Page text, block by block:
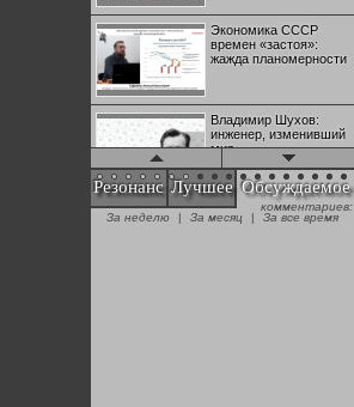
Экономика СССР
времен «застоя»:
жажда планомерности
Владимир Шухов:
инженер, изменивший
мир
"Аркадий Коц" на
эгалите-фесте "Не
Резонанс Лучшее Обсуждаемое
комментариев:
За неделю
| За месяц | За все время